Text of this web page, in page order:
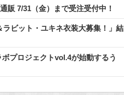
販 7/31（金）まで受注受付中！
ラビット・ユキネ衣装大募集！」結
プロジェクトvol.4が始動するう